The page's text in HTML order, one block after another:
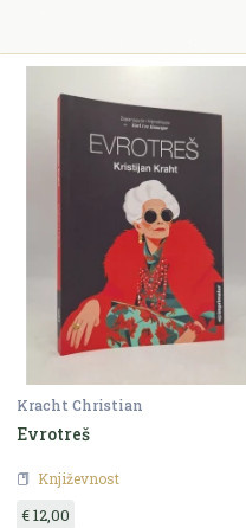
Kracht Christian
Evrotreš
Književnost
€ 12,00